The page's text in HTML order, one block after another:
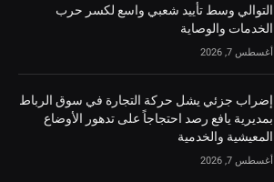
التوالي وسط تأييد شعبي واسع لكسر حرب
الخدمات والوصاية
أغسطس 7, 2026
إضراب جزئي يشل حركة التجارة في سوق الرباط
بمديرية يافع رصد احتجاجاً على تدهور الأوضاع
المعيشية والخدمية
أغسطس 7, 2026